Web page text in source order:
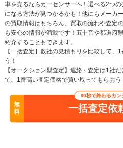
車を売るならカーセンサーへ！選べる2つ
になる方法が見つかるかも！他にもメーカ
の買取情報はもちろん、買取の流れや査定
も安心の情報が満載です！五十音や都道府
紹介することもできます。
【一括査定】数社の見積もりを比較して、
う！
【オークション型査定】連絡・査定は1社
て、1番高い査定価格で買い取ってもらおう
無
料
90秒で終わるカン
一括査定依